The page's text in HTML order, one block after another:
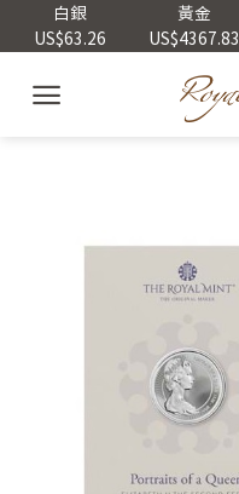
to
content
白銀
US$63.26
黃金
US$4367.83